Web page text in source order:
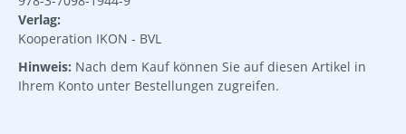
Verlag:
Kooperation IKON - BVL
Hinweis: Nach dem Kauf können Sie auf diesen Artikel in
Ihrem Konto unter Bestellungen zugreifen.